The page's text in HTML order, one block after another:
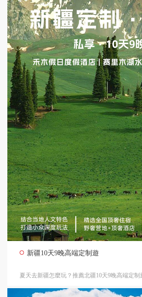
新疆10天9晚高端定制遊
夏天去新疆怎麼玩？推薦北疆10天9晚高端定制